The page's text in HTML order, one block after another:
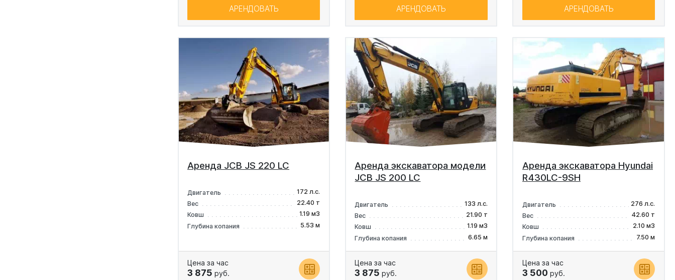
АРЕНДОВАТЬ АРЕНДОВАТЬ АРЕНДОВАТЬ
Аренда JCB JS 220 LC
Двигатель
172 л.с.
Вес
22.40 т
Ковш
1.19 м3
Глубина копания
5.53 м
Цена за час
3 875 руб.
Аренда экскаватора модели
JCB JS 200 LC
Двигатель
133 л.с.
Вес
21.90 т
Ковш
1.19 м3
Глубина копания
6.65 м
Цена за час
3 875 руб.
Аренда экскаватора Hyundai
R430LC-9SH
Двигатель
276 л.с.
Вес
42.60 т
Ковш
2.10 м3
Глубина копания
7.50 м
Цена за час
3 500 руб.